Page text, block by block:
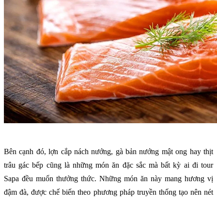
Bên cạnh đó, lợn cắp nách nướng, gà bản nướng mật ong hay thịt
trâu gác bếp cũng là những món ăn đặc sắc mà bất kỳ ai đi tour
Sapa đều muốn thưởng thức. Những món ăn này mang hương vị
đậm đà, được chế biến theo phương pháp truyền thống tạo nên nét